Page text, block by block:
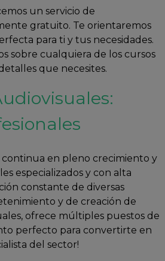
un servicio de
gratuito. Te orientaremos
para ti y tus necesidades.
sobre cualquiera de los cursos
que necesites.
continua en pleno crecimiento y
especializados y con alta
constante de diversas
y de creación de
ofrece múltiples puestos de
perfecto para convertirte en
del sector!